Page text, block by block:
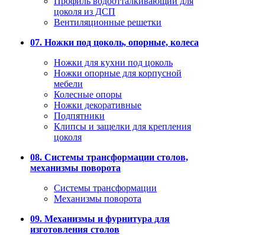
цоколя из ДСП
Вентиляционные решетки
07. Ножки под цоколь, опорные, колеса
Ножки для кухни под цоколь
Ножки опорные для корпусной
мебели
Колесные опоры
Ножки декоративные
Подпятники
Клипсы и защелки для крепления
цоколя
08. Системы трансформации столов,
механизмы поворота
Системы трансформации
Механизмы поворота
09. Механизмы и фурнитура для
изготовления столов